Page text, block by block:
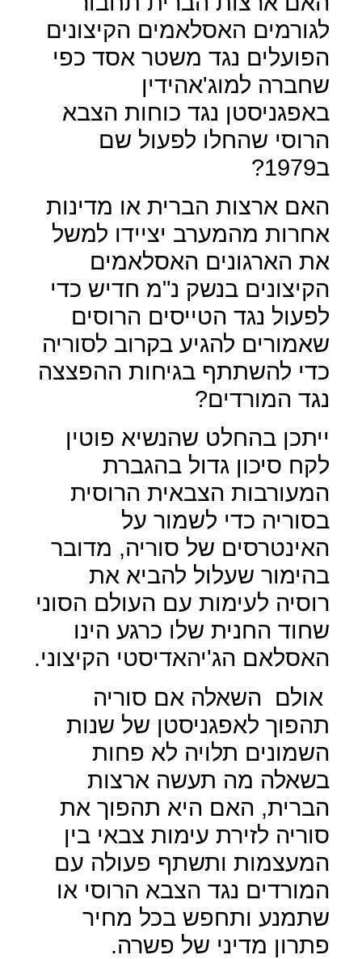
לגורמים האסלאמים הקיצונים
הפועלים נגד משטר אסד כפי
שחברה למוג'אהידין
באפגניסטן נגד כוחות הצבא
הרוסי שהחלו לפעול שם
ב1979?
האם ארצות הברית או מדינות
אחרות מהמערב יציידו למשל
את הארגונים האסלאמים
הקיצונים בנשק נ"מ חדיש כדי
לפעול נגד הטייסים הרוסים
שאמורים להגיע בקרוב לסוריה
כדי להשתתף בגיחות ההפצצה
נגד המורדים?
ייתכן בהחלט שהנשיא פוטין
לקח סיכון גדול בהגברת
המעורבות הצבאית הרוסית
בסוריה כדי לשמור על
האינטרסים של סוריה, מדובר
בהימור שעלול להביא את
רוסיה לעימות עם העולם הסוני
שחוד החנית שלו כרגע הינו
האסלאם הג'יהאדיסטי הקיצוני.
אולם
השאלה אם סוריה
תהפוך לאפגניסטן של שנות
השמונים תלויה לא פחות
בשאלה מה תעשה ארצות
הברית, האם היא תהפוך את
סוריה לזירת עימות צבאי בין
המעצמות ותשתף פעולה עם
המורדים נגד הצבא הרוסי או
שתמנע ותחפש בכל מחיר
פתרון מדיני של פשרה.